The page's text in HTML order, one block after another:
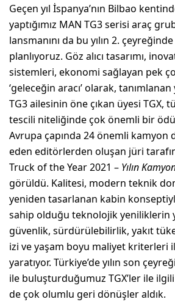
Geçen yıl İspanya’nın Bilbao
yaptığımız MAN TG3 serisi araç
lansmanını da bu yılın 2.
planlıyoruz. Göz alıcı tasarımı,
sistemleri, ekonomi sağlayan pek
‘geleceğin aracı’ olarak,
TG3 ailesinin öne çıkan üyesi TGX,
tescili niteliğinde çok önemli bir
Avrupa çapında 24 önemli kamyon
eden editörlerden oluşan jüri
Truck of the Year 2021 – Yılın
görüldü. Kalitesi, modern teknik
yeniden tasarlanan kabin
sahip olduğu teknolojik yeniliklerin
güvenlik, sürdürülebilirlik, yakıt
izi ve yaşam boyu maliyet kriterleri
yaratıyor. Türkiye’de yılın son
ile buluşturduğumuz TGX’ler ile
de çok olumlu geri dönüşler aldık.